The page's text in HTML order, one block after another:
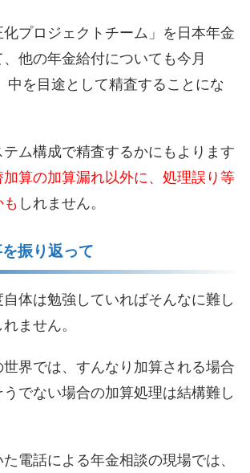
化プロジェクトチーム」を日本年金
他の年金給付についても今月
中を目途として精査することにな
テム構成で精査するかにもよります
算の加算漏れ以外に、処理誤り等
しれません。
振り返って
体は勉強していればそんなに難し
ません。
界では、すんなり加算される場合
でない場合の加算処理は結構難し
電話による年金相談の現場では、